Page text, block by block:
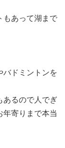
もあって湖まで
バドミントンを
あるので人でぎ
年寄りまで本当